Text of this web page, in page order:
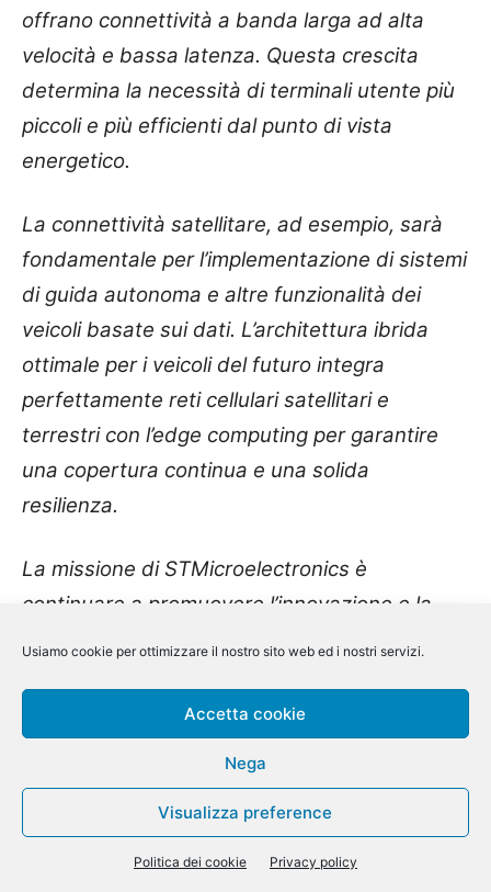
Usiamo cookie per ottimizzare il nostro sito web ed i nostri servizi.
Accetta cookie
Nega
Visualizza preference
Politica dei cookie Privacy policy
offrano connettività a banda larga ad alta
velocità e bassa latenza. Questa crescita
determina la necessità di terminali utente più
piccoli e più efficienti dal punto di vista
energetico.
La connettività satellitare, ad esempio, sarà
fondamentale per l’implementazione di sistemi
di guida autonoma e altre funzionalità dei
veicoli basate sui dati. L’architettura ibrida
ottimale per i veicoli del futuro integra
perfettamente reti cellulari satellitari e
terrestri con l’edge computing per garantire
una copertura continua e una solida
resilienza.
La missione di STMicroelectronics è
continuare a promuovere l’innovazione e la
interoperabilità e prestazioni per soddisfare i
requisiti in espansione dell’ecosistema LEO.”